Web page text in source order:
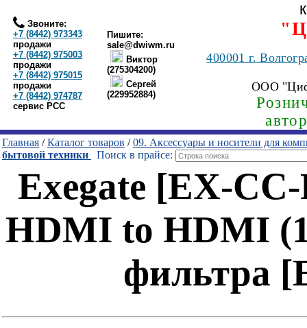
Звоните:
+7 (8442) 973343
продажи
+7 (8442) 975003
продажи
+7 (8442) 975015
продажи
+7 (8442) 974787
сервис РСС
Пишите:
sale@dwiwm.ru
Виктор
(275304200)
Сергей
(229952884)
400001г.
ООО
Главная /Каталог товаров /09. Аксессуары и носители для
бытовой техники
Поиск в прайсе:
Exegate [EX-
HDMI to HDMI
фильтра